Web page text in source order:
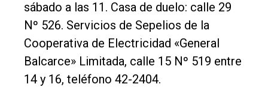
sábado a las 11. Casa de duelo: calle 29
Nº 526. Servicios de Sepelios de la
Cooperativa de Electricidad «General
Balcarce» Limitada, calle 15 Nº 519 entre
14 y 16, teléfono 42-2404.